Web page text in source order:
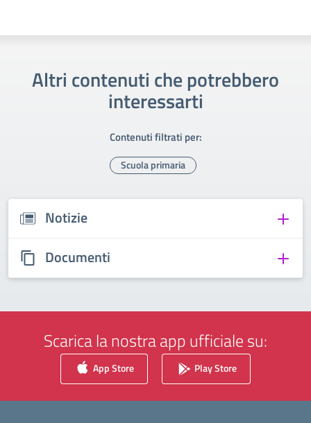
Altri contenuti che potrebbero
interessarti
Contenuti filtrati per:
Scuola primaria
Notizie
Documenti
Scarica la nostra app ufficiale su:
App Store Play Store